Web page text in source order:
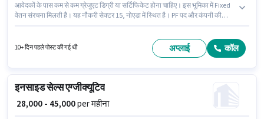
आवेदकों के पास कम से कम ग्रेजुएट डिग्री या सर्टिफिकेट होना चाहिए। इस भूमिका में Fixed
वेतन संरचना मिलती है। यह नौकरी सेक्टर 15, नोएडा में स्थित है। PF पद और कंपनी की
श्रेणी में बिजनेस डेवलपमेंट एग्जीक्यूटिव पद के लिए सक्रिय रूप से हायर कर रहा है।
10+ दिन पहले पोस्ट की गई थी अप्लाई कॉल
इनसाइड सेल्स एग्जीक्यूटिव
₹ 28,000 - 45,000per महीना